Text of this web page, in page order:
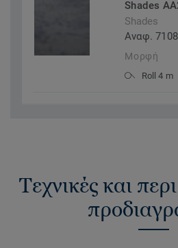
Shades
Shades
Αναφ.
Μορφή
Roll 4 m
Τεχνικές και